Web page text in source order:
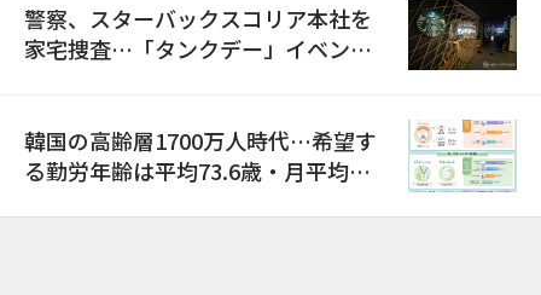
警察、スターバックスコリア本社を
家宅捜査…「タンクデー」イベント
韓国の高齢層1700万人時代…希望す
る勤労年齢は平均73.6歳・月平均賃